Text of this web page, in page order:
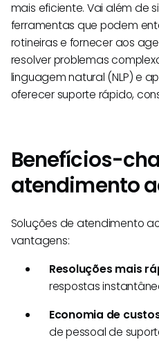
mais eficiente. Vai além de
ferramentas que podem
rotineiras e fornecer aos
resolver problemas
linguagem natural (NLP) e
oferecer suporte rápido,
Benefícios-
atendimento
Soluções de atendimento
vantagens:
Resoluções mais
respostas
Economia de
de pessoal de